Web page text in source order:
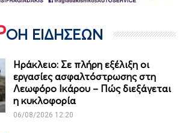
ΟΗ ΕΙΔΗΣΕΩΝ
Ηράκλειο: Σε πλήρη εξέλιξη οι
εργασίες ασφαλτόστρωσης στη
Λεωφόρο Ικάρου – Πώς διεξάγεται
η κυκλοφορία
06/08/2026 12:20